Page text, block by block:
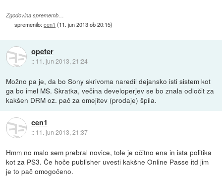
Zgodovina sprememb…
spremenilo:cen1 (11. jun 2013 ob 20:15)
opeter
:: 11. jun 2013, 21:24
Možno pa je, da bo Sony skrivoma naredil dejansko isti sistem kot
ga bo imel MS. Skratka, večina developerjev se bo znala odločit za
kakšen DRM oz. pač za omejitev (prodaje) špila.
cen1
:: 11. jun 2013, 21:37
Hmm no malo sem prebral novice, tole je očitno ena in ista politika
kot za PS3. Če hoče publisher uvesti kakšne Online Passe itd jim
je to pač omogočeno.